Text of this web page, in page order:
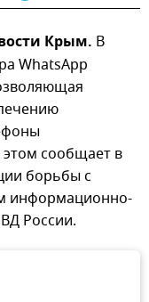
Крым. В
WhatsApp
этом сообщает в
борьбы с
информационно-
России.